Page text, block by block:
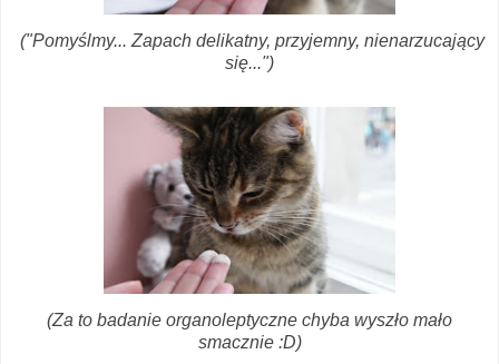
("Pomyślmy... Zapach delikatny, przyjemny, nienarzucający
się...")
(Za to badanie organoleptyczne chyba wyszło mało
smacznie :D)